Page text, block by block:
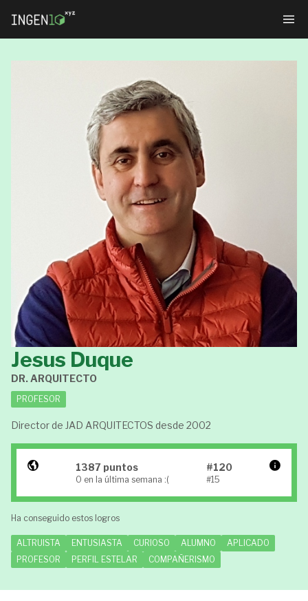
Jesus Duque
DR. ARQUITECTO
PROFESOR
Director de JAD ARQUITECTOS desde 2002
1387 puntos
0 en la última semana :(
#120
#15
Ha conseguido estos logros
ALTRUISTA ENTUSIASTA CURIOSO ALUMNO
APLICADO
PROFESOR
PERFIL ESTELAR COMPAÑERISMO